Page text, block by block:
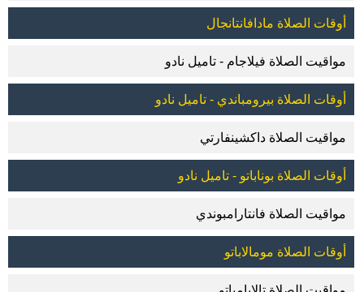
أوقات الصلاة مادافانتانجال
مواقيت الصلاة فيلاجام - تاميل نادو
أوقات الصلاة بيرومباندي - تاميل نادو
مواقيت الصلاة داكشينفارتي
أوقات الصلاة بوناباتو - تاميل نادو
مواقيت الصلاة فانتارامبوندي
أوقات الصلاة مومالاباتو